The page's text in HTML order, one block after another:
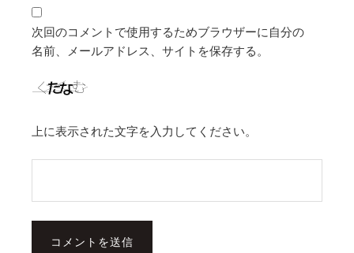
次回のコメントで使用するためブラウザーに自分の
名前、メールアドレス、サイトを保存する。
上に表示された文字を入力してください。